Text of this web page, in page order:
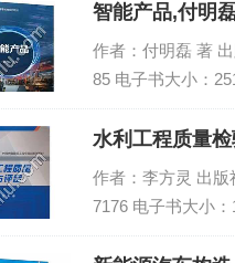
智能产品,付明
作者：付明磊 著
85 电子书大小：
水利工程质量
作者：李方灵 出版
7176 电子书大小